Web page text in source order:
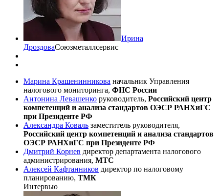
Ирина
ДроздоваСоюзметаллсервис
Марина Крашенинникова начальник Управления
налогового мониторинга, ФНС России
Антонина Левашенко руководитель, Российский центр
компетенций и анализа стандартов ОЭСР РАНХиГС
при Президенте РФ
Александра Коваль заместитель руководителя,
Российский центр компетенций и анализа стандартов
ОЭСР РАНХиГС при Президенте РФ
Дмитрий Корнев директор департамента налогового
администрирования, МТС
Алексей Кафтанников директор по налоговому
планированию, ТМК
Интервью